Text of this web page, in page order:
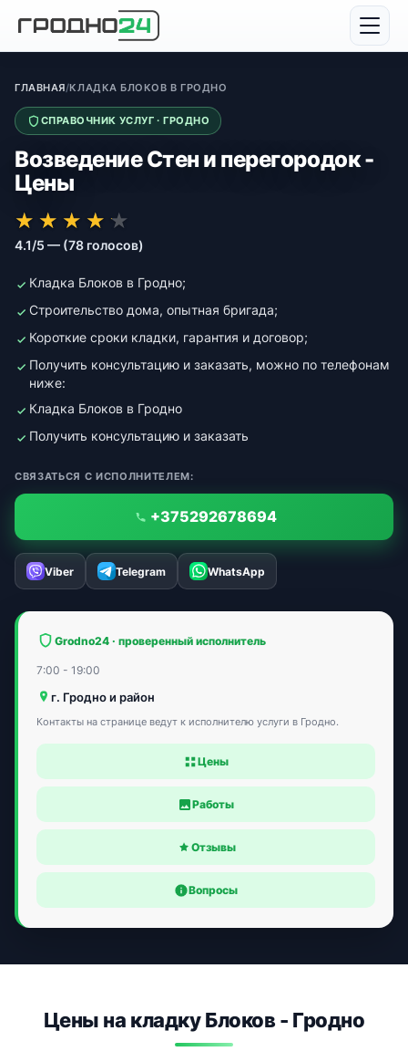
ГЛАВНАЯ/КЛАДКА БЛОКОВ В ГРОДНО
СПРАВОЧНИК УСЛУГ · ГРОДНО
Возведение Стен и перегородок -
Цены
★★★★★
★★★★★
★ ★ ★ ★ ★
4.1/5 — (78 голосов)
Кладка Блоков в Гродно;
Строительство дома, опытная бригада;
Короткие сроки кладки, гарантия и договор;
Получить консультацию и заказать, можно по телефонам
ниже:
Кладка Блоков в Гродно
Получить консультацию и заказать
СВЯЗАТЬСЯ С ИСПОЛНИТЕЛЕМ:
+375292678694
Viber Telegram WhatsApp
Grodno24 · проверенный исполнитель
7:00 - 19:00
г. Гродно и район
Контакты на странице ведут к исполнителю услуги в Гродно.
Цены
Работы
Отзывы
Вопросы
Цены на кладку Блоков - Гродно